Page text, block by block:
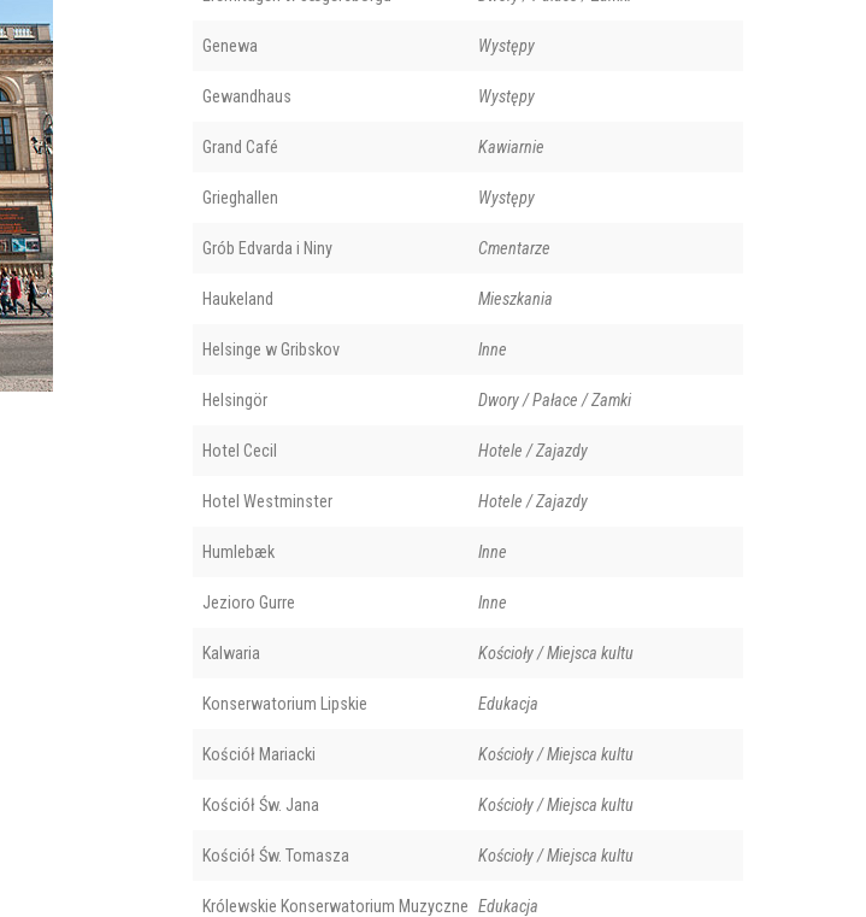
Teatr Królewski (między ok. 1890 a 1900). (creative commons)
Genewa Występy
Gewandhaus Występy
Grand Café Kawiarnie
Grieghallen Występy
Grób Edvarda i Niny Cmentarze
Haukeland Mieszkania
Helsinge w Gribskov Inne
Helsingör Dwory / Pałace / Zamki
Hotel Cecil Hotele / Zajazdy
Hotel Westminster Hotele / Zajazdy
Humlebæk Inne
Jezioro Gurre Inne
Kalwaria Kościoły / Miejsca kultu
Konserwatorium Lipskie Edukacja
Kościół Mariacki Kościoły / Miejsca kultu
Kościół Św. Jana Kościoły / Miejsca kultu
Kościół Św. Tomasza Kościoły / Miejsca kultu
Królewskie Konserwatorium Muzyczne Edukacja